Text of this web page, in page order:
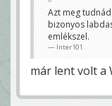
Azt meg
bizonyos
emlékszel.
Inter101
már lent volt a